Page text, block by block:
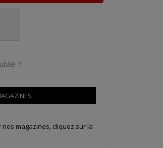
?
magazines, cliquez sur la